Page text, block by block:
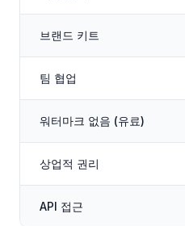
브랜드 키트
팀 협업
워터마크 없음 (유료)
상업적 권리
API 접근